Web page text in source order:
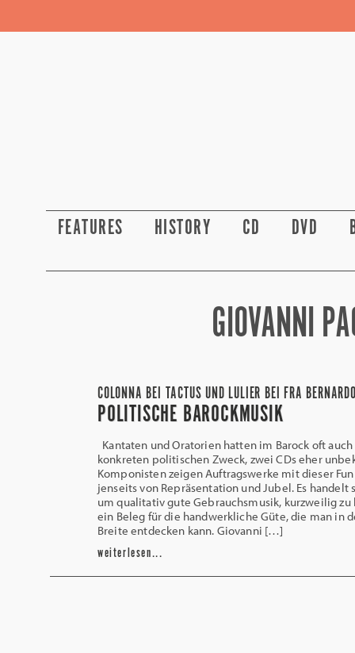
FEATURES HISTORY CD DVD
GIOVANNI
COLONNA BEI TACTUS UND LULIER BEI FRA
POLITISCHE BAROCKMUSIK
Kantaten und Oratorien hatten im Barock oft
konkreten politischen Zweck, zwei CDs eher
Komponisten zeigen Auftragswerke mit dieser
jenseits von Repräsentation und Jubel. Es handelt
um qualitativ gute Gebrauchsmusik, kurzweilig zu
ein Beleg für die handwerkliche Güte, die man in
Breite entdecken kann. Giovanni […]
weiterlesen...